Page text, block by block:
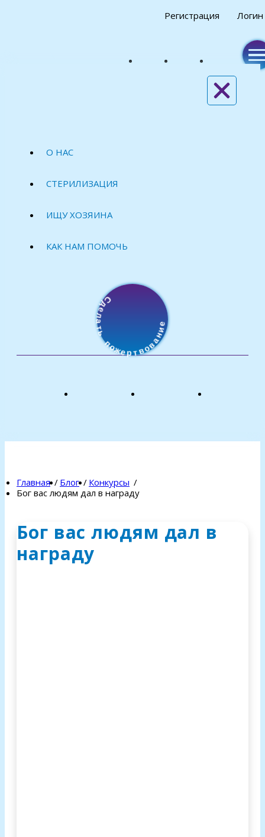
Регистрация Логин
О НАС
СТЕРИЛИЗАЦИЯ
ИЩУ ХОЗЯИНА
КАК НАМ ПОМОЧЬ
С
д
е
л
а
т
ь
пожертвова
н
и
Главная Блог
Конкурсы
Бог вас людям дал в награду
Бог вас людям дал в
награду